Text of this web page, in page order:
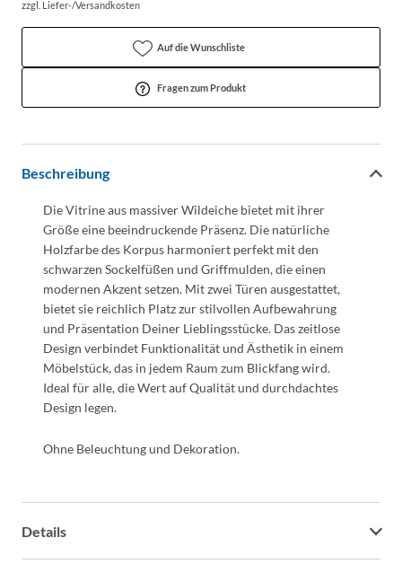
zzgl. Liefer-/Versandkosten
Auf die Wunschliste
Fragen zum Produkt
Beschreibung
Die Vitrine aus massiver Wildeiche bietet mit ihrer
Größe eine beeindruckende Präsenz. Die natürliche
Holzfarbe des Korpus harmoniert perfekt mit den
schwarzen Sockelfüßen und Griffmulden, die einen
modernen Akzent setzen. Mit zwei Türen ausgestattet,
bietet sie reichlich Platz zur stilvollen Aufbewahrung
und Präsentation Deiner Lieblingsstücke. Das zeitlose
Design verbindet Funktionalität und Ästhetik in einem
Möbelstück, das in jedem Raum zum Blickfang wird.
Ideal für alle, die Wert auf Qualität und durchdachtes
Design legen.
Ohne Beleuchtung und Dekoration.
Details